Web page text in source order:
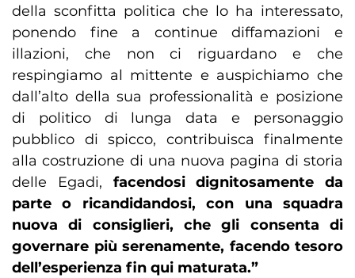
della sconfitta politica che lo ha interessato,
ponendo fine a continue diffamazioni e
illazioni, che non ci riguardano e che
respingiamo al mittente e auspichiamo che
dall’alto della sua professionalità e posizione
di politico di lunga data e personaggio
pubblico di spicco, contribuisca finalmente
alla costruzione di una nuova pagina di storia
delle Egadi, facendosi dignitosamente da
parte o ricandidandosi, con una squadra
nuova di consiglieri, che gli consenta di
governare più serenamente, facendo tesoro
dell’esperienza fin qui maturata.”